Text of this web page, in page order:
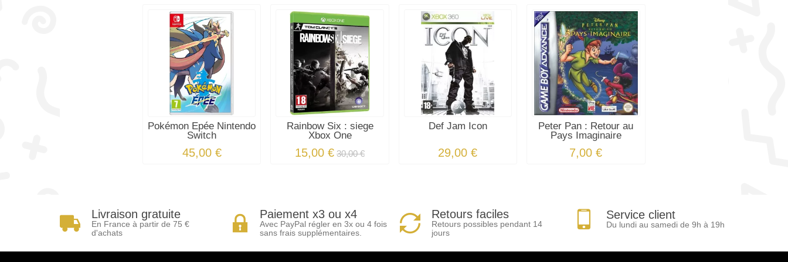
Pokémon Epée Nintendo
Switch
45,00 €
Rainbow Six : siege
Xbox One
15,00 € 30,00 €
Def Jam Icon
29,00 €
Peter Pan : Retour au
Pays Imaginaire
7,00 €
Livraison gratuite
En France à partir de 75 €
d'achats
Paiement x3 ou x4
Avec PayPal régler en 3x ou 4 fois
sans frais supplémentaires.
Retours faciles
Retours possibles pendant 14
jours
Service client
Du lundi au samedi de 9h à 19h